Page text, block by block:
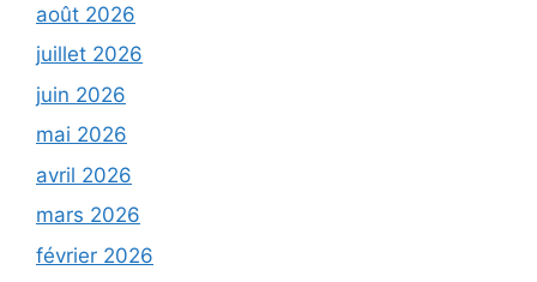
août 2026
juillet 2026
juin 2026
mai 2026
avril 2026
mars 2026
février 2026